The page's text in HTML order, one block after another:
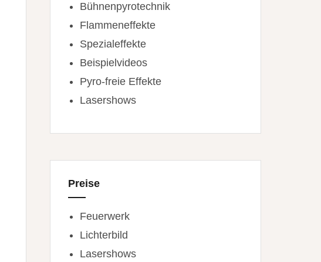
Bühnenpyrotechnik
Flammeneffekte
Spezialeffekte
Beispielvideos
Pyro-freie Effekte
Lasershows
Preise
Feuerwerk
Lichterbild
Lasershows